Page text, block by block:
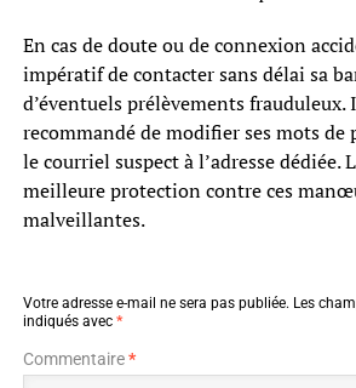
En cas de doute ou de connexion
impératif de contacter sans délai sa
d’éventuels prélèvements frauduleux.
recommandé de modifier ses mots de
le courriel suspect à l’adresse dédiée.
meilleure protection contre ces
malveillantes.
Votre adresse e-mail ne sera pas publiée. Les
indiqués avec *
Commentaire*